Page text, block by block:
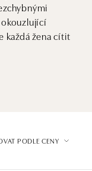
každá žena cítit
PODLE CENY